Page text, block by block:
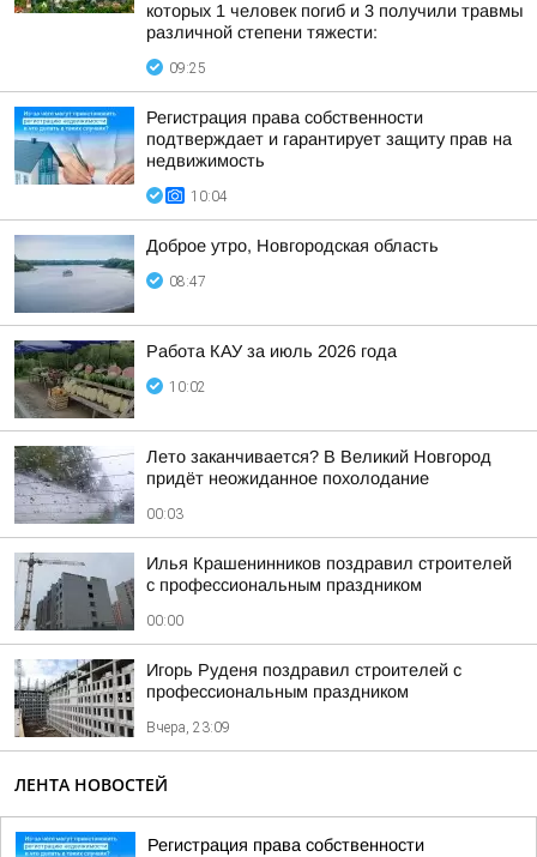
которых 1 человек погиб и 3 получили травмы
различной степени тяжести:
09:25
Регистрация права собственности
подтверждает и гарантирует защиту прав на
недвижимость
10:04
Доброе утро, Новгородская область
08:47
Работа КАУ за июль 2026 года
10:02
Лето заканчивается? В Великий Новгород
придёт неожиданное похолодание
00:03
Илья Крашенинников поздравил строителей
с профессиональным праздником
00:00
Игорь Руденя поздравил строителей с
профессиональным праздником
Вчера, 23:09
ЛЕНТА НОВОСТЕЙ
Регистрация права собственности